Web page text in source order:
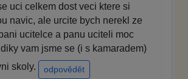
uci celkem dost veci ktere si
navic, ale urcite bych nerekl ze
ucitelce a panu uciteli moc
vam jsme se (i s kamaradem)
skoly.
odpovědět